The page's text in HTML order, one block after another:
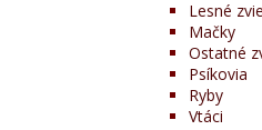
Lesné
Mačky
Ostatné
Psíkovia
Ryby
Vtáci